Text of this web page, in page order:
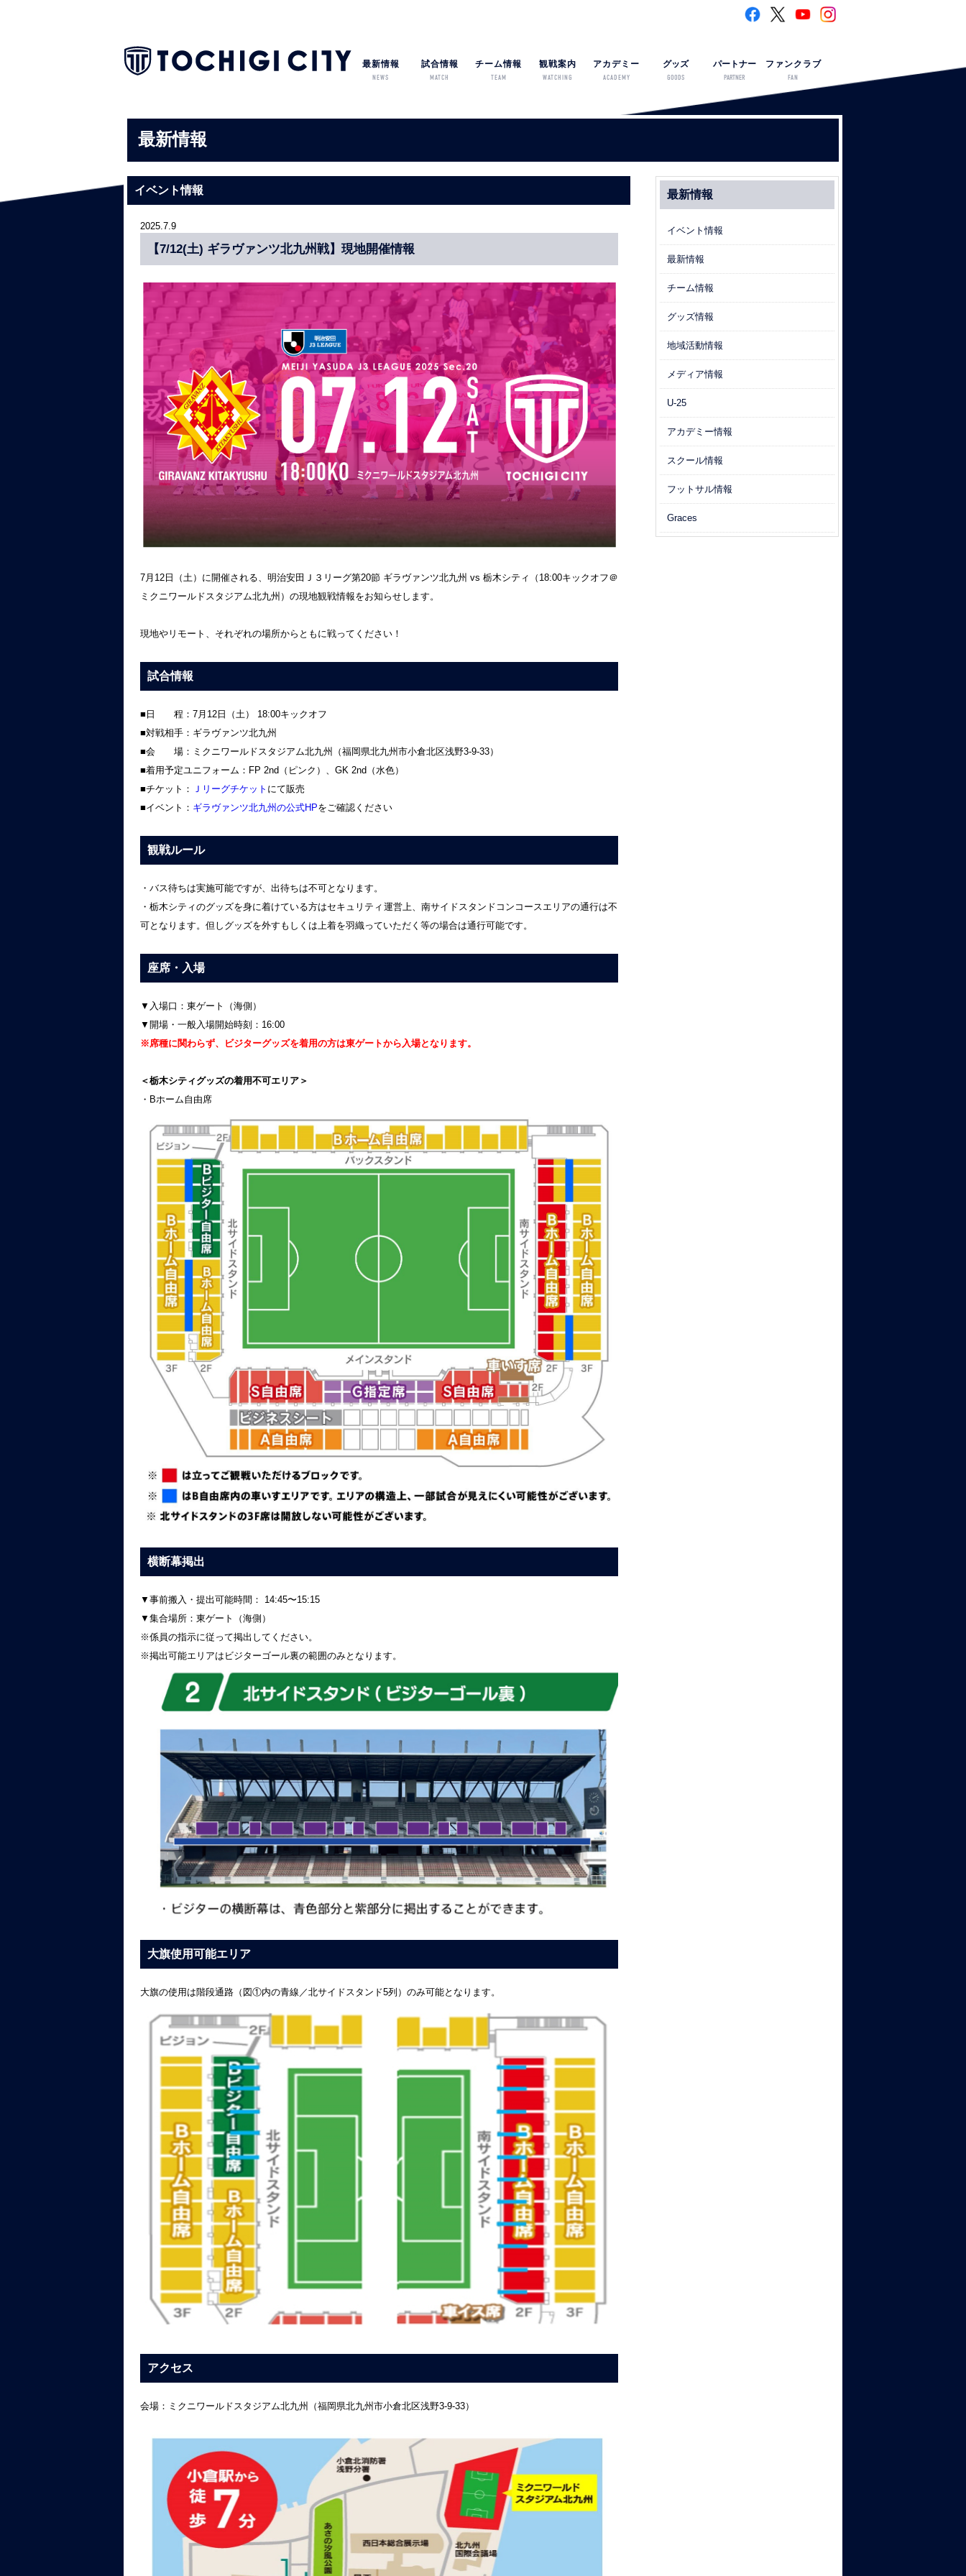
最新情報
NEWS
試合情報
MATCH
チーム情報
TEAM
観戦案内
WATCHING
アカデミー
ACADEMY
グッズ
GOODS
パートナー
PARTNER
ファンクラブ
FAN
最新情報
イベント情報
2025.7.9
【7/12(土) ギラヴァンツ北九州戦】現地開催情報
7月12日（土）に開催される、明治安田Ｊ３リーグ第20節 ギラヴァンツ北九州 vs 栃木シティ（18:00キックオフ＠
ミクニワールドスタジアム北九州）の現地観戦情報をお知らせします。
現地やリモート、それぞれの場所からともに戦ってください！
試合情報
■日 程：7月12日（土） 18:00キックオフ
■対戦相手：ギラヴァンツ北九州
■会 場：ミクニワールドスタジアム北九州（福岡県北九州市小倉北区浅野3-9-33）
■着用予定ユニフォーム：FP 2nd（ピンク）、GK 2nd（水色）
■チケット：
Ｊリーグチケット にて販売
■イベント： ギラヴァンツ北九州の公式HPをご確認ください
観戦ルール
・バス待ちは実施可能ですが、出待ちは不可となります。
・栃木シティのグッズを身に着けている方はセキュリティ運営上、南サイドスタンドコンコースエリアの通行は不
可となります。但しグッズを外すもしくは上着を羽織っていただく等の場合は通行可能です。
座席・入場
▼入場口：東ゲート（海側）
▼開場・一般入場開始時刻：16:00
※席種に関わらず、ビジターグッズを着用の方は東ゲートから入場となります。
＜栃木シティグッズの着用不可エリア＞
・Bホーム自由席
横断幕掲出
▼事前搬入・提出可能時間：
14:45〜15:15
▼集合場所：東ゲート（海側）
※係員の指示に従って掲出してください。
※掲出可能エリアはビジターゴール裏の範囲のみとなります。
大旗使用可能エリア
大旗の使用は階段通路（図①内の青線／北サイドスタンド5列）のみ可能となります。
アクセス
会場：ミクニワールドスタジアム北九州（福岡県北九州市小倉北区浅野3-9-33）
最新情報
イベント情報
最新情報
チーム情報
グッズ情報
地域活動情報
メディア情報
U-25
アカデミー情報
スクール情報
フットサル情報
Graces